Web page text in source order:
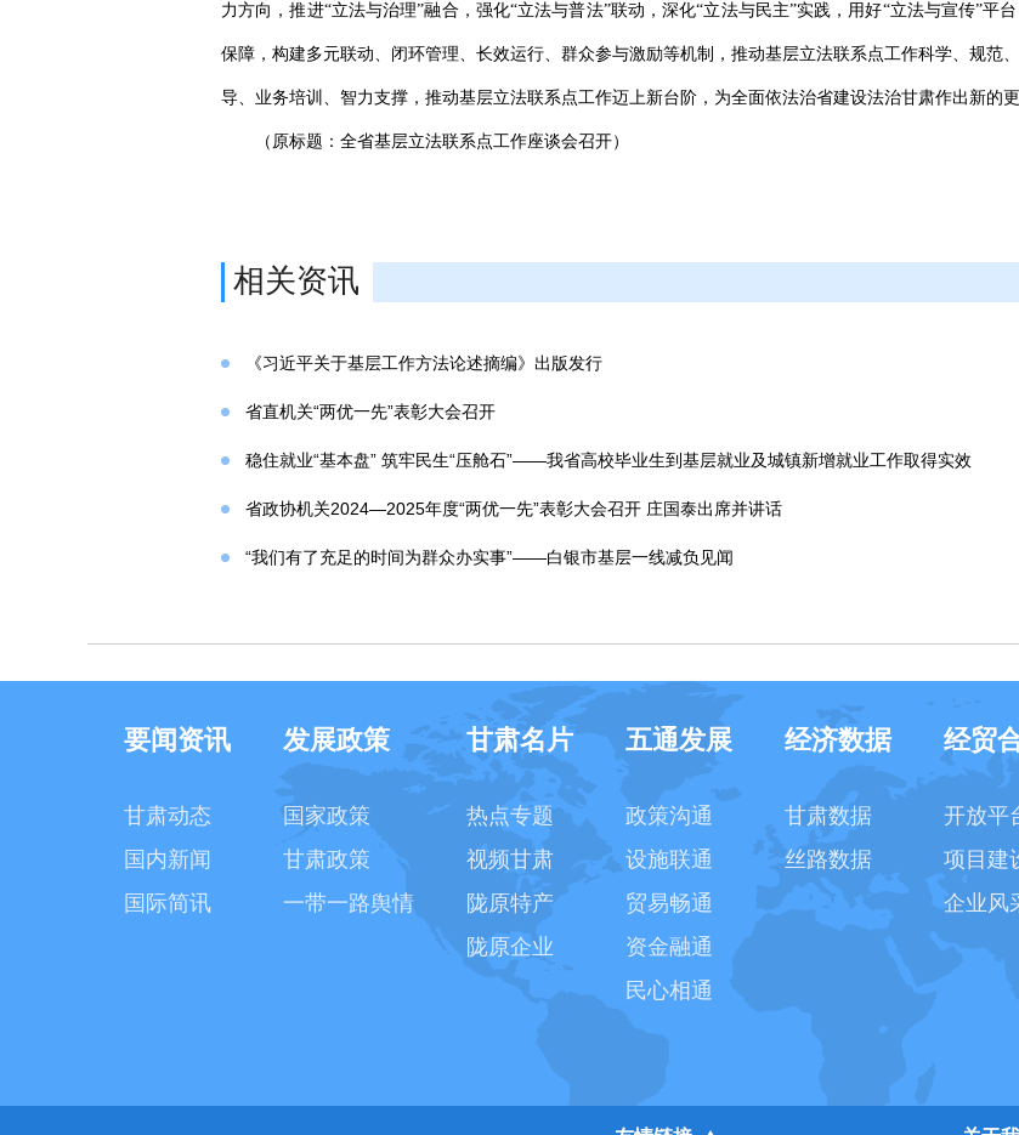
力方向，推进“立法与治理”融合，强化“立法与普法”联动，深化“立法与民主”实践，用好“立法与宣传”平
保障，构建多元联动、闭环管理、长效运行、群众参与激励等机制，推动基层立法联系点工作科学、规范
导、业务培训、智力支撑，推动基层立法联系点工作迈上新台阶，为全面依法治省建设法治甘肃作出新的更
（原标题：全省基层立法联系点工作座谈会召开）
相关资讯
《习近平关于基层工作方法论述摘编》出版发行
省直机关“两优一先”表彰大会召开
稳住就业“基本盘” 筑牢民生“压舱石”——我省高校毕业生到基层就业及城镇新增就业工作取得实效
省政协机关2024—2025年度“两优一先”表彰大会召开 庄国泰出席并讲话
“我们有了充足的时间为群众办实事”——白银市基层一线减负见闻
要闻资讯
甘肃动态
国内新闻
国际简讯
发展政策
国家政策
甘肃政策
一带一路舆情
甘肃名片
热点专题
视频甘肃
陇原特产
陇原企业
五通发展
政策沟通
设施联通
贸易畅通
资金融通
民心相通
经济数据
甘肃数据
丝路数据
经贸
开放平
项目建
企业风